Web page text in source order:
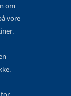
om
vore